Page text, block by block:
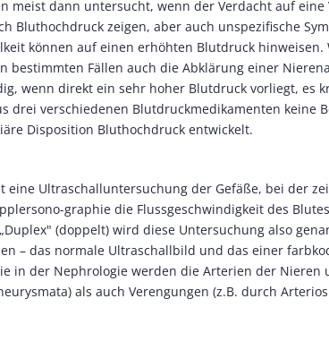
meist dann untersucht, wenn der Verdacht auf eine
Bluthochdruck zeigen, aber auch unspezifische
können auf einen erhöhten Blutdruck
bestimmten Fällen auch die Abklärung einer
wenn direkt ein sehr hoher Blutdruck vorliegt, es
drei verschiedenen Blutdruckmedikamenten keine
Disposition Bluthochdruck entwickelt.
eine Ultraschalluntersuchung der Gefäße, bei der
graphie die Flussgeschwindigkeit des
(doppelt) wird diese Untersuchung also
– das normale Ultraschallbild und das einer
in der Nephrologie werden die Arterien der Nieren
als auch Verengungen (z.B. durch